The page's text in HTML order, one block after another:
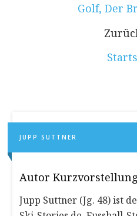
Golf, Der
JUPP SUTTNER
Autor
Jupp Suttner (Jg. 48) ist